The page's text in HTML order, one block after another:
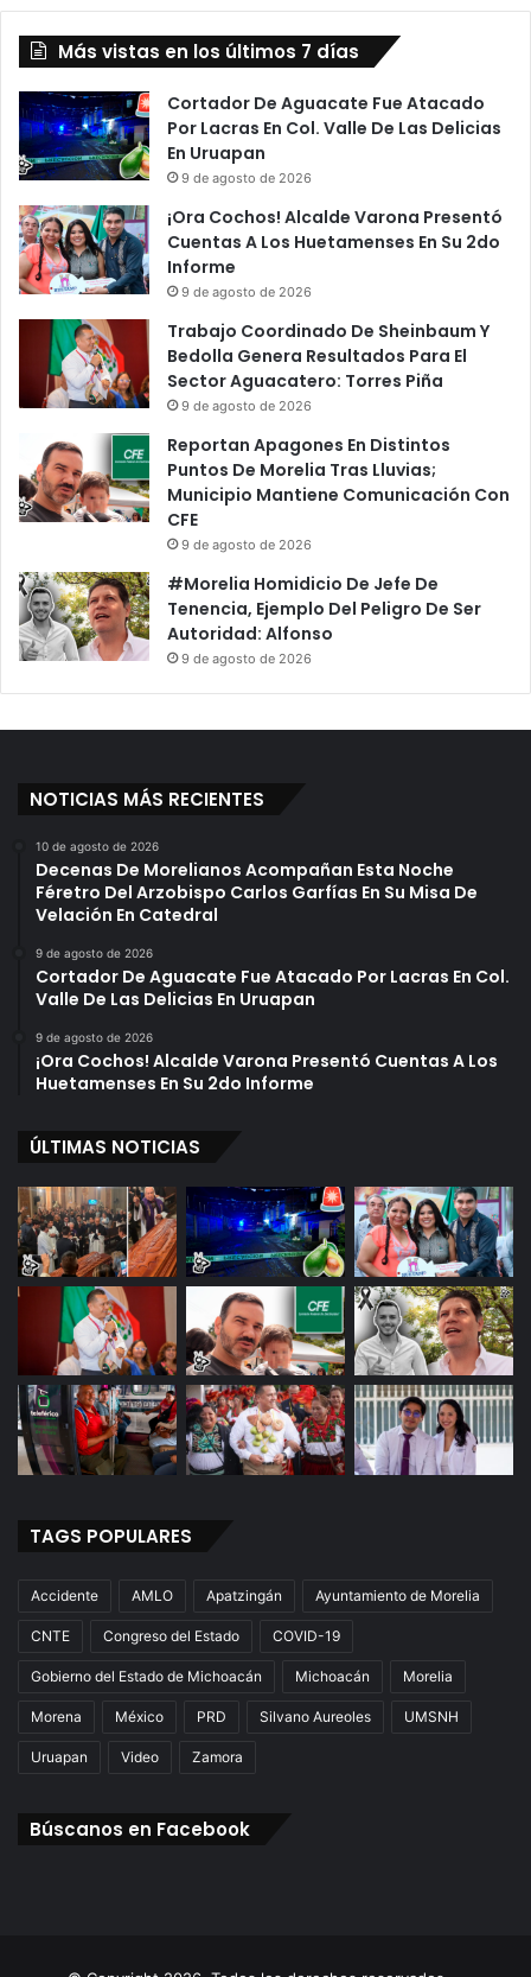
Más vistas en los últimos 7 días
Cortador De Aguacate Fue Atacado
Por Lacras En Col. Valle De Las Delicias
En Uruapan
9 de agosto de 2026
¡Ora Cochos! Alcalde Varona Presentó
Cuentas A Los Huetamenses En Su 2do
Informe
9 de agosto de 2026
Trabajo Coordinado De Sheinbaum Y
Bedolla Genera Resultados Para El
Sector Aguacatero: Torres Piña
9 de agosto de 2026
Reportan Apagones En Distintos
Puntos De Morelia Tras Lluvias;
Municipio Mantiene Comunicación Con
CFE
9 de agosto de 2026
#Morelia Homidicio De Jefe De
Tenencia, Ejemplo Del Peligro De Ser
Autoridad: Alfonso
9 de agosto de 2026
NOTICIAS MÁS RECIENTES
10 de agosto de 2026
Decenas De Morelianos Acompañan Esta Noche
Féretro Del Arzobispo Carlos Garfías En Su Misa De
Velación En Catedral
9 de agosto de 2026
Cortador De Aguacate Fue Atacado Por Lacras En Col.
Valle De Las Delicias En Uruapan
9 de agosto de 2026
¡Ora Cochos! Alcalde Varona Presentó Cuentas A Los
Huetamenses En Su 2do Informe
ÚLTIMAS NOTICIAS
TAGS POPULARES
Accidente AMLO Apatzingán Ayuntamiento de Morelia
CNTE Congreso del Estado COVID-19
Gobierno del Estado de Michoacán Michoacán Morelia
Morena México PRD Silvano Aureoles UMSNH
Uruapan Video Zamora
Búscanos en Facebook